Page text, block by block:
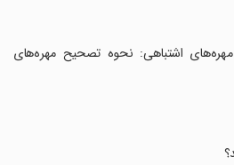
اشتباهی: نحوه تصحیح مهره‌های